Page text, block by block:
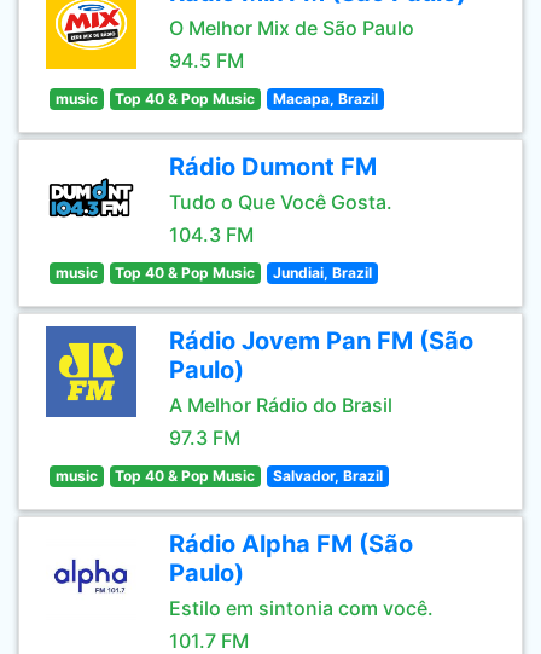
O Melhor Mix de São Paulo
94.5 FM
music Top 40 & Pop Music Macapa, Brazil
Rádio Dumont FM
Tudo o Que Você Gosta.
104.3 FM
music Top 40 & Pop Music Jundiai, Brazil
Rádio Jovem Pan FM (São
Paulo)
A Melhor Rádio do Brasil
97.3 FM
music Top 40 & Pop Music Salvador, Brazil
Rádio Alpha FM (São
Paulo)
Estilo em sintonia com você.
101.7 FM